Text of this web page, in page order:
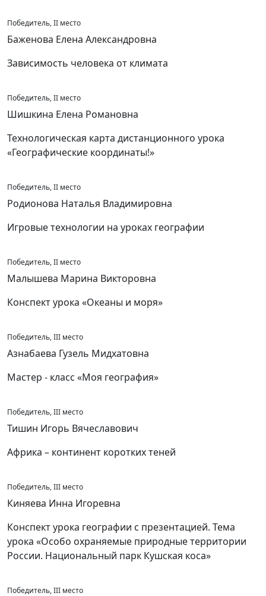
Победитель, II место
Баженова Елена Александровна
Зависимость человека от климата
Победитель, II место
Шишкина Елена Романовна
Технологическая карта дистанционного урока
«Географические координаты!»
Победитель, II место
Родионова Наталья Владимировна
Игровые технологии на уроках географии
Победитель, II место
Малышева Марина Викторовна
Конспект урока «Океаны и моря»
Победитель, III место
Азнабаева Гузель Мидхатовна
Мастер - класс «Моя география»
Победитель, III место
Тишин Игорь Вячеславович
Африка – континент коротких теней
Победитель, III место
Киняева Инна Игоревна
Конспект урока географии с презентацией. Тема
урока «Особо охраняемые природные территории
России. Национальный парк Кушская коса»
Победитель, III место